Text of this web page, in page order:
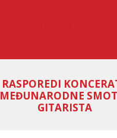
RASPOREDI
MEĐUNARODNE
GITARISTA